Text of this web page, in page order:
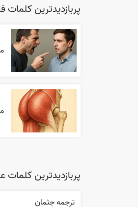
پربازدیدترین کلمات
پربازدیدترین کلمات
ترجمه جثمان